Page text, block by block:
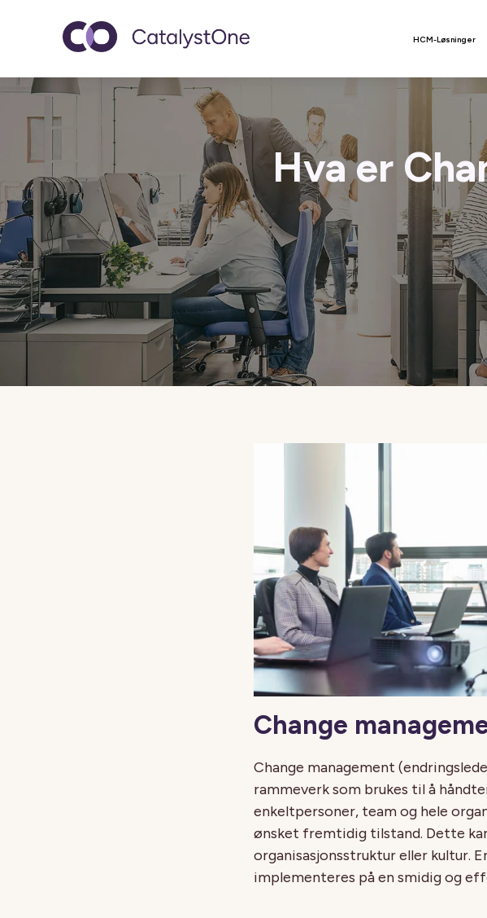
Toggle navigation HCM-Løsninger
Hva er
Change
Change management
rammeverk som brukes til å
enkeltpersoner, team og hele
ønsket fremtidig tilstand. Dette
organisasjonsstruktur eller kultur.
implementeres på en smidig og